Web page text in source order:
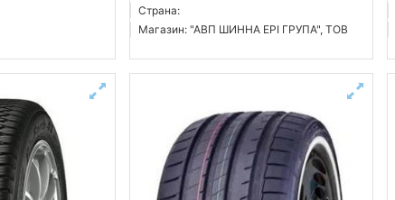
Страна:
Магазин: "АВП ШИННА ЕРІ ГРУПА", ТОВ